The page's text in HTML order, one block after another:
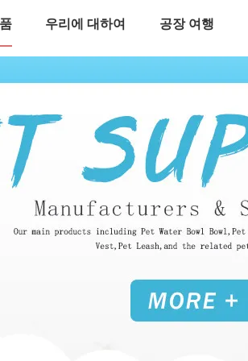
우리에 대하여 공장 여행